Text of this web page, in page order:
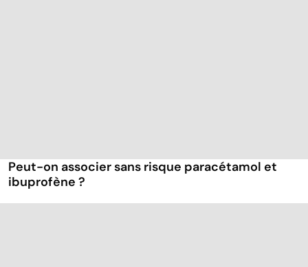
Peut-on associer sans risque paracétamol et
ibuprofène ?